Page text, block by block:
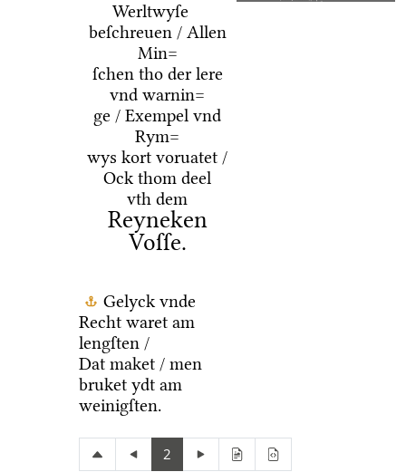
Werltwyſe
beſchreuen / Allen
Min=
ſchen tho der lere
vnd warnin=
ge / Exempel vnd
Rym=
wys kort voruatet /
Ock thom deel
vth dem
Reyneken
Voſſe.
Gelyck vnde
Recht waret am
lengſten /
Dat maket / men
bruket ydt am
weinigſten.
2